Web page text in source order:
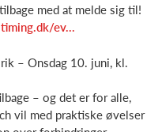
med at melde sig til!
ev...
– Onsdag 10. juni, kl.
– og det er for alle,
vil med praktiske øvelser